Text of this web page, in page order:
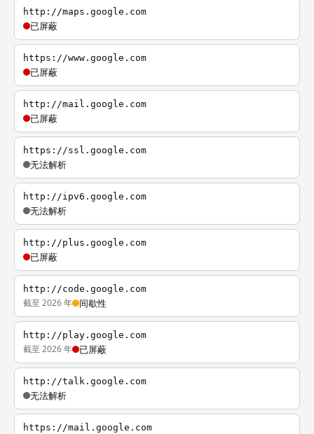
http://maps.google.com
已屏蔽
https://www.google.com
已屏蔽
http://mail.google.com
已屏蔽
https://ssl.google.com
无法解析
http://ipv6.google.com
无法解析
http://plus.google.com
已屏蔽
http://code.google.com
截至 2026 年 间歇性
http://play.google.com
截至 2026 年 已屏蔽
http://talk.google.com
无法解析
https://mail.google.com